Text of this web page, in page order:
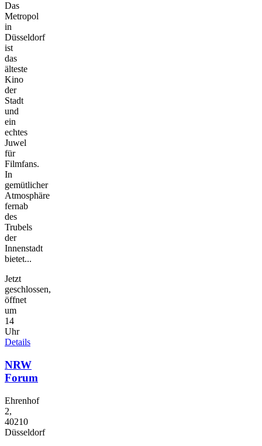
Das
Metropol
in
Düsseldorf
ist
das
älteste
Kino
der
Stadt
und
ein
echtes
Juwel
für
Filmfans.
In
gemütlicher
Atmosphäre
fernab
des
Trubels
der
Innenstadt
bietet...
Jetzt
geschlossen,
öffnet
um
14
Uhr
Details
NRW
Forum
Ehrenhof
2,
40210
Düsseldorf